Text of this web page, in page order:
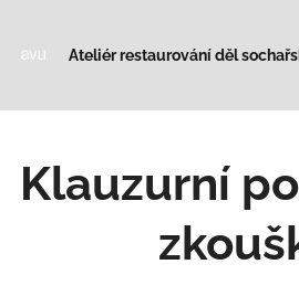
Ateliér restaurování děl
Klauzurní